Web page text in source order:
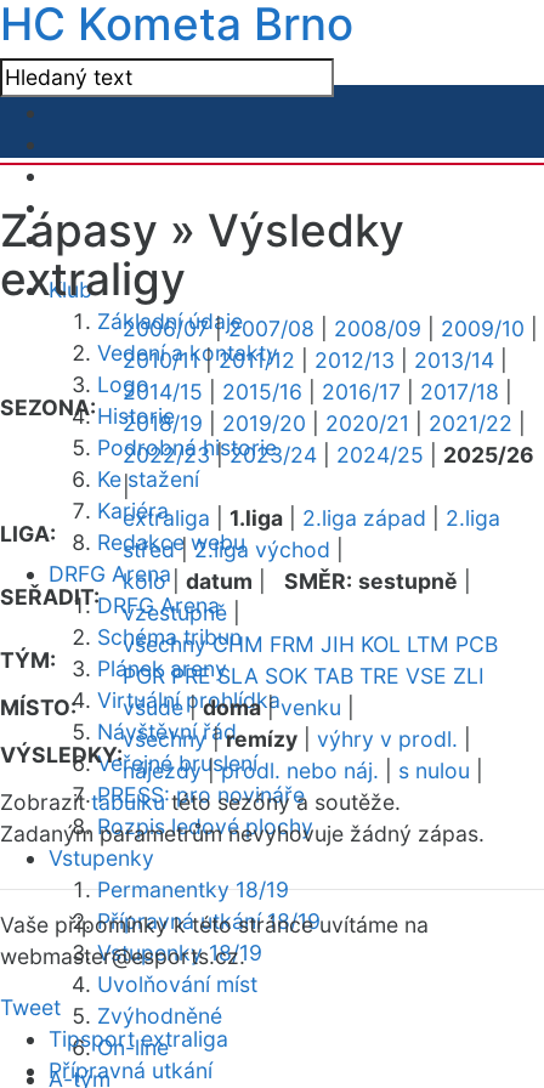
HC Kometa Brno
Klub
Základní údaje
Vedení a kontakty
Logo
Historie
Podrobná historie
Ke stažení
Kariéra
Redakce webu
DRFG Arena
DRFG Arena
Schéma tribun
Plánek areny
Virtuální prohlídka
Návštěvní řád
Veřejné bruslení
PRESS: pro novináře
Rozpis ledové plochy
Vstupenky
Permanentky 18/19
Přípravná utkání 18/19
Vstupenky 18/19
Uvolňování míst
Zvýhodněné
On-line
A-tým
Zápasy » Výsledky
extraligy
SEZONA:
2006/07|2007/08 2008/09 2009/10
2010/11|2011/12 2012/13 2013/14
2014/15
2015/16 2016/17 2017/18
2018/19
2019/20 2020/21 2021/22
2022/23|2023/24 2024/25
2025/26
|
LIGA:
extraliga 1.liga 2.liga západ
2.liga
střed|2.liga východ
SEŘADIT:
kolo| datum SMĚR: sestupně
vzestupně
TÝM:
všechny CHM FRM JIH KOL LTM PCB
POR PRE SLA SOK TAB TRE VSE ZLI
MÍSTO:
všude|doma|venku
VÝSLEDKY:
všechny|remízy výhry v prodl.
nájezdy|prodl. nebo náj. s nulou
Zobrazittabulkutéto sezóny a soutěže.
Zadaným parametrům nevyhovuje žádný zápas.
Vaše připomínky k této stránce uvítáme na
webmaster@esports.cz.
Tweet
Tipsport extraliga
Přípravná utkání